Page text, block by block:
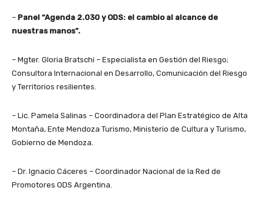
– Panel “Agenda 2.030 y ODS: el cambio al alcance de
nuestras manos”.
– Mgter. Gloria Bratschi – Especialista en Gestión del Riesgo;
Consultora Internacional en Desarrollo, Comunicación del Riesgo
y Territorios resilientes.
– Lic. Pamela Salinas – Coordinadora del Plan Estratégico de Alta
Montaña, Ente Mendoza Turismo, Ministerio de Cultura y Turismo,
Gobierno de Mendoza.
– Dr. Ignacio Cáceres – Coordinador Nacional de la Red de
Promotores ODS Argentina.